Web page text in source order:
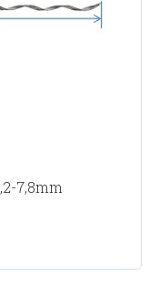
7,8mm